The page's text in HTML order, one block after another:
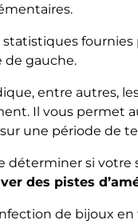
fournies
de gauche.
entre autres,
Il vous permet
une période de
déterminer si
des pistes
de bijoux